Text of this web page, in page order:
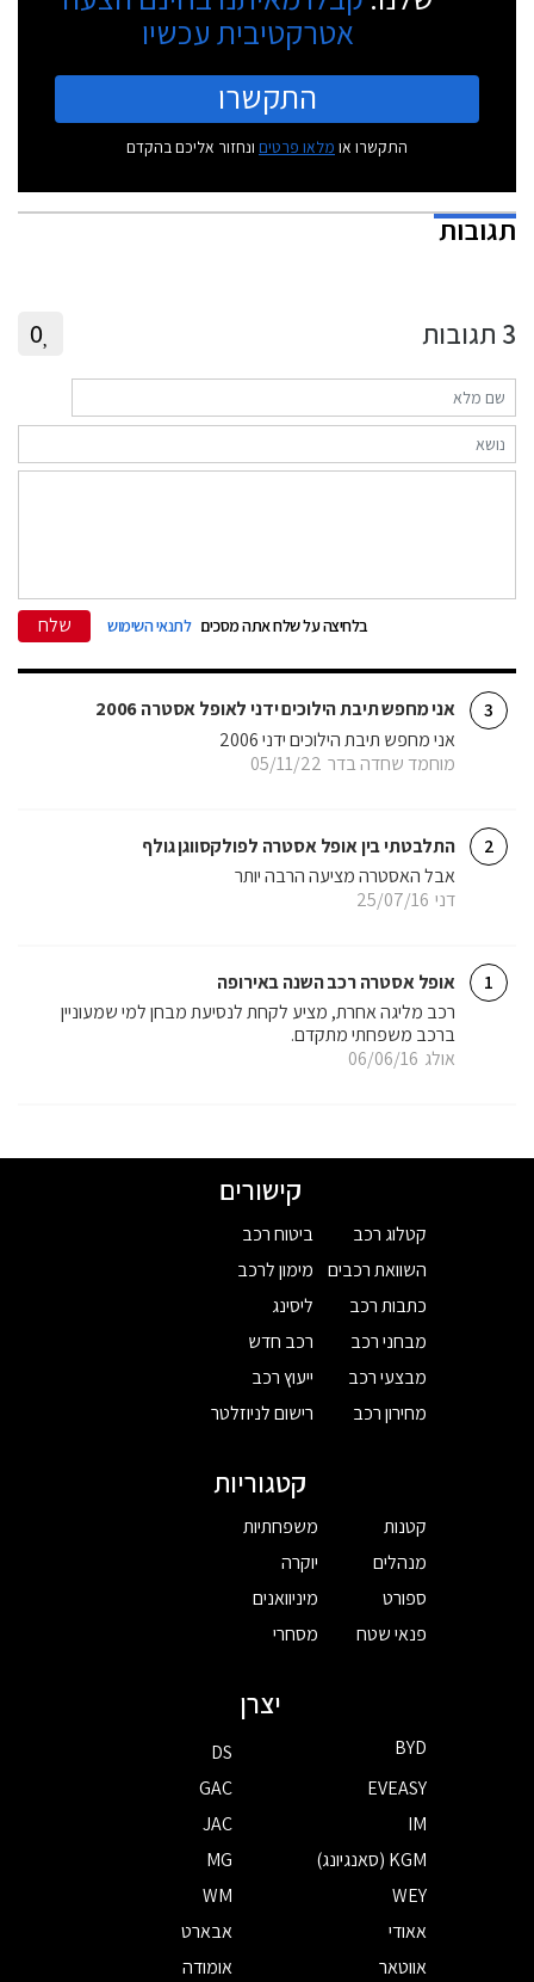
אטרקטיבית עכשיו
התקשרו
התקשרו או מלאו פרטים ונחזור אליכם בהקדם
תגובות
3 תגובות 0
בלחיצה על שלח אתה מסכים לתנאי השימוש שלח
3 אני מחפש תיבת הילוכים ידני לאופל אסטרה 2006
מוחמד שחדה בדר 05/11/22
אני מחפש תיבת הילוכים ידני 2006
2 התלבטתי בין אופל אסטרה לפולקסווגן גולף
דני 25/07/16
אבל האסטרה מציעה הרבה יותר
1 אופל אסטרה רכב השנה באירופה
אולג 06/06/16
רכב מליגה אחרת, מציע לקחת לנסיעת מבחן למי שמעוניין
ברכב משפחתי מתקדם.
קישורים
קטלוג רכב
השוואת רכבים
כתבות רכב
מבחני רכב
מבצעי רכב
מחירון רכב
ביטוח רכב
מימון לרכב
ליסינג
רכב חדש
ייעוץ רכב
רישום לניוזלטר
קטגוריות
קטנות
מנהלים
ספורט
פנאי שטח
משפחתיות
יוקרה
מיניוואנים
מסחרי
יצרן
BYD
DS
EVEASY
GAC
IM
JAC
KGM (סאנגיונג)
MG
WEY
WM
אאודי
אבארט
אווטאר
אומודה